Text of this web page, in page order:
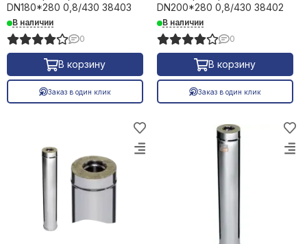
Обогреватели инфракрасные
Обогреватели масляные
Тепловые пушки
Тепловентиляторы электрические
Терморегуляторы
Сушилки для рук
DN180*280 0,8/430 38403
В наличии
0
В корзину
Заказ в один клик
DN200*280 0,8/430 38402
В наличии
0
В корзину
Заказ в один клик